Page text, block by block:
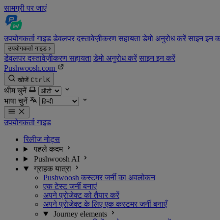
सामग्री पर जाएं
उपयोगकर्ता गाइड डेवलपर दस्तावेज़ीकरण सहायता डेमो अनुरोध करें साइन इन
उपयोगकर्ता गाइड
डेवलपर दस्तावेज़ीकरण सहायता डेमो अनुरोध करें साइन इन करें
Pushwoosh.com
खोजें CtrlK
थीम चुनें
भाषा चुनें
उपयोगकर्ता गाइड
रिलीज नोट्स
पहले कदम
Pushwoosh AI
ग्राहक यात्रा
Pushwoosh कस्टमर जर्नी का अवलोकन
एक टेस्ट जर्नी बनाएं
अपने प्रोजेक्ट को तैयार करें
अपने प्रोजेक्ट के लिए एक कस्टमर जर्नी बनाएँ
Journey elements